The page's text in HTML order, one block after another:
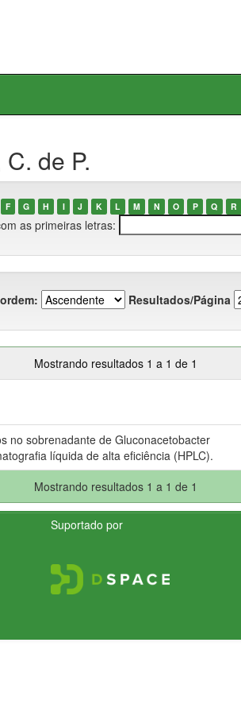
de P.
F G H I J K L M N O P Q R
as primeiras letras:
Resultados/Página
Mostrando resultados 1 a 1 de 1
no sobrenadante de Gluconacetobacter
líquida de alta eficiência (HPLC).
Mostrando resultados 1 a 1 de 1
Suportado por